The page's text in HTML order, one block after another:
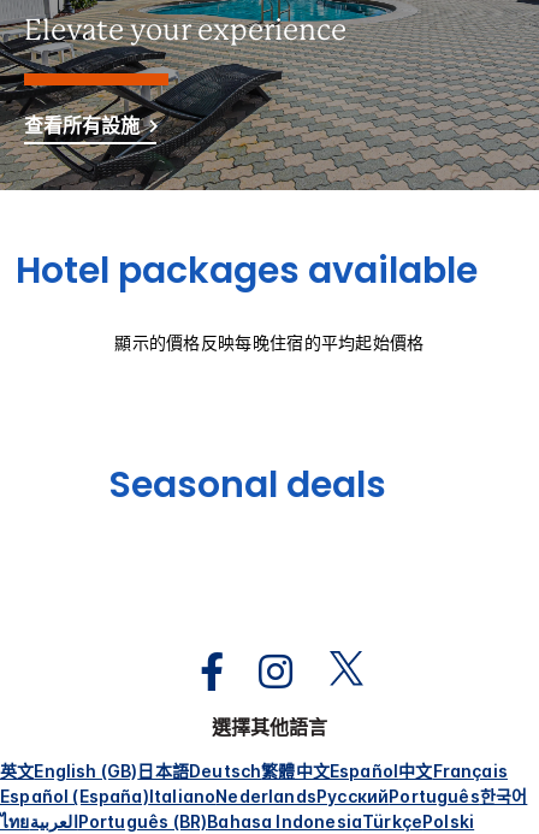
Elevate your experience
查看所有設施
Hotel packages available
顯示的價格反映每晚住宿的平均起始價格
Seasonal deals
選擇其他語言
英文English (GB)日本語Deutsch繁體中文Español中文Français
Español (España)ItalianoNederlandsРусскийPortuguês한국어
ไทยالعربيةPortuguês (BR)Bahasa IndonesiaTürkçePolski